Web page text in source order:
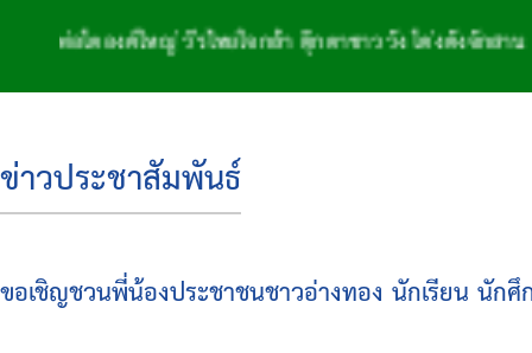
หญ่ วีรไทยใจกล้า ตุ๊กตาชาววัง โด่งดังจักสาน ถิ่นฐานทำกลอ
ข่าวประชาสัมพันธ์
ขอเชิญชวนพี่น้องประชาชนชาวอ่างทอง นักเรียน นัก